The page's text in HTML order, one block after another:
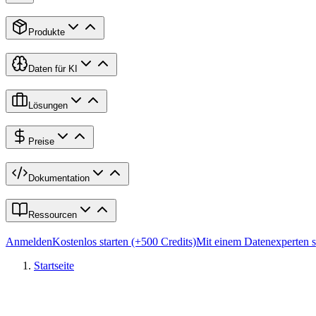
Produkte
Daten für KI
Lösungen
Preise
Dokumentation
Ressourcen
AnmeldenKostenlos starten (+500 Credits)Mit einem Datenexperten
Startseite